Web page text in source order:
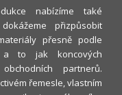
nabízíme také
přizpůsobit
přesně podle
a to jak koncových
partnerů.
řemesle, vlastním